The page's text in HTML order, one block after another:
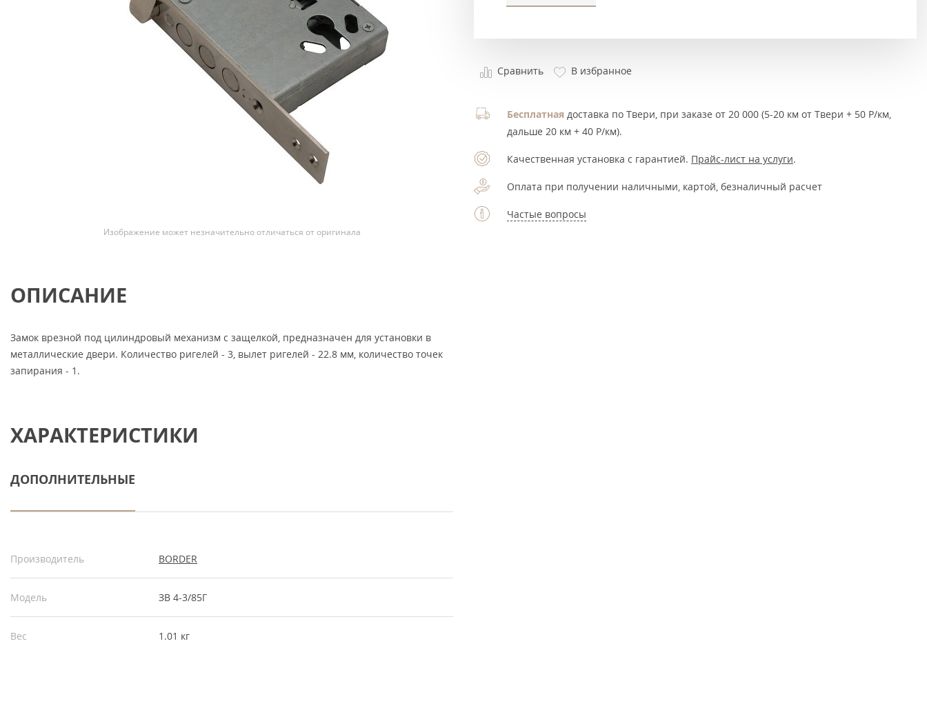
Изображение может незначительно отличаться от оригинала
ОПИСАНИЕ
Замок врезной под цилиндровый механизм с защелкой, предназначен для установки в
металлические двери. Количество ригелей - 3, вылет ригелей - 22.8 мм, количество точек
запирания - 1.
ХАРАКТЕРИСТИКИ
ДОПОЛНИТЕЛЬНЫЕ
Производитель BORDER
Модель ЗВ 4-3/85Г
Вес 1.01 кг
Сравнить В избранное
Бесплатная доставка по Твери, при заказе от 20 000 (5-20 км от Твери + 50 Р/км,
дальше 20 км + 40 Р/км).
Качественная установка с гарантией. Прайс-лист на услуги.
Оплата при получении наличными, картой, безналичный расчет
Частые вопросы